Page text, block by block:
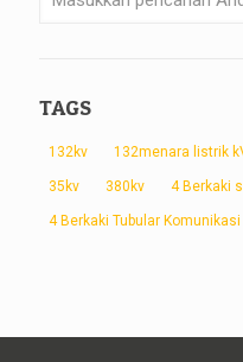
TAGS
132kv 132menara listrik
35kv 380kv 4 Berkaki
4 Berkaki Tubular